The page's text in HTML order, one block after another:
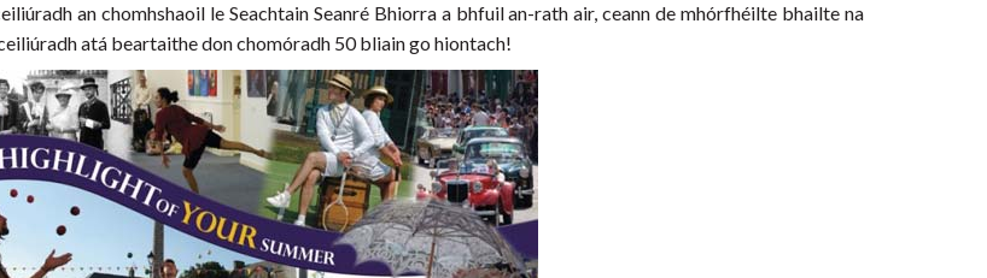
an chomhshaoil le Seachtain Seanré Bhiorra a bhfuil an-rath air, ceann de mhórfhéilte bhailte na
atá beartaithe don chomóradh 50 bliain go hiontach!